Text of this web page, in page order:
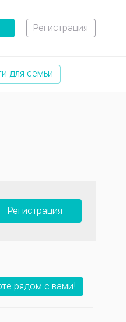
Регистрация
для семьи
Регистрация
рядом с вами!